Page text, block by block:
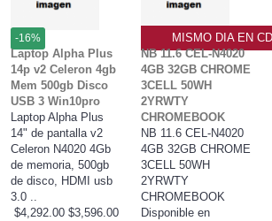
-16%
Laptop Alpha Plus
14p v2 Celeron 4gb
Mem 500gb Disco
USB 3 Win10pro
Laptop Alpha Plus
14" de pantalla v2
Celeron N4020 4Gb
de memoria, 500gb
de disco, HDMI usb
3.0 ..
$4,292.00 $3,596.00
MISMO DIA EN
NB 11.6 CEL-N4020
4GB 32GB CHROME
3CELL 50WH
2YRWTY
CHROMEBOOK
NB 11.6 CEL-N4020
4GB 32GB CHROME
3CELL 50WH
2YRWTY
CHROMEBOOK
Disponible en